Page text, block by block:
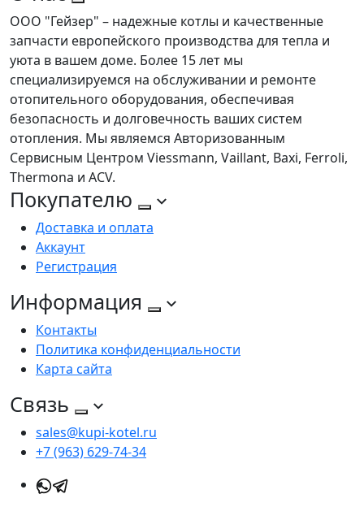
ООО "Гейзер" – надежные котлы и качественные
запчасти европейского производства для тепла и
уюта в вашем доме. Более 15 лет мы
специализируемся на обслуживании и ремонте
отопительного оборудования, обеспечивая
безопасность и долговечность ваших систем
отопления. Мы являемся Авторизованным
Сервисным Центром Viessmann, Vaillant, Baxi, Ferroli,
Thermona и ACV.
Покупателю
Доставка и оплата
Аккаунт
Регистрация
Информация
Контакты
Политика конфиденциальности
Карта сайта
Связь
sales@kupi-kotel.ru
+7 (963) 629-74-34